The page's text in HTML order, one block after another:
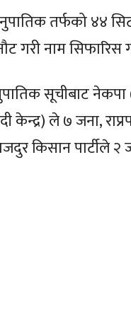
तर्फको ४४
गरी नाम सिफारिस
सूचीबाट
केन्द्र) ले ७ जना,
पार्टीले २